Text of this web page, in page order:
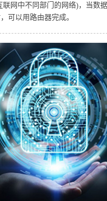
联网中不同部门的网络)，当数
可以用路由器完成。